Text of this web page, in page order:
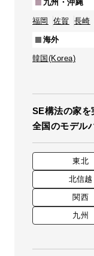
九州・沖縄
福岡 佐賀 長崎
海外
韓国(Korea)
SE構法の家を
全国のモデル
東北
北信越
関西
九州